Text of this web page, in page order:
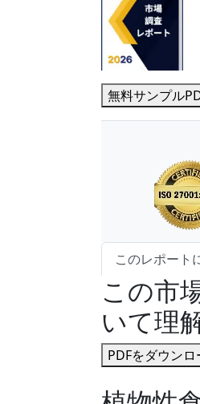
無料サンプル
このレポート
この市
いて理
PDFをダウンロ